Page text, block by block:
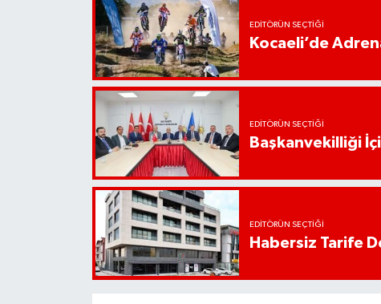
EDITÖRÜN SEÇTIĞI
Kocaeli’de
EDITÖRÜN SEÇTIĞI
Başkanvekilliği
EDITÖRÜN SEÇTIĞI
Habersiz Tarife